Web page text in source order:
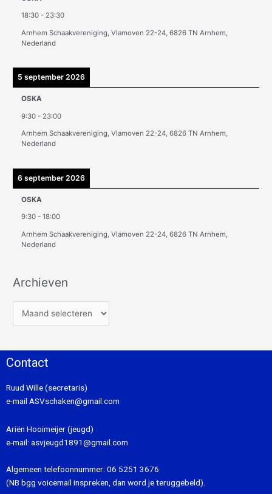
18:30 - 23:30
Arnhem Schaakvereniging, Vlamoven 22-24, 6826 TN Arnhem,
Nederland
5 september 2026
OSKA
9:30 - 23:00
Arnhem Schaakvereniging, Vlamoven 22-24, 6826 TN Arnhem,
Nederland
6 september 2026
OSKA
9:30 -18:00
Arnhem Schaakvereniging, Vlamoven 22-24, 6826 TN Arnhem,
Nederland
Archieven
Contact
Ruud Wille (secretaris)
e-mail ASVschaken@gmail.com
Ariën Hooimeijer (jeugd)
e-mail: asvjeugd1891@gmail.com
Algemeen telefoonnummer: 06 5251 3676
(NB bgg voicemail inspreken, dan word je teruggebeld).